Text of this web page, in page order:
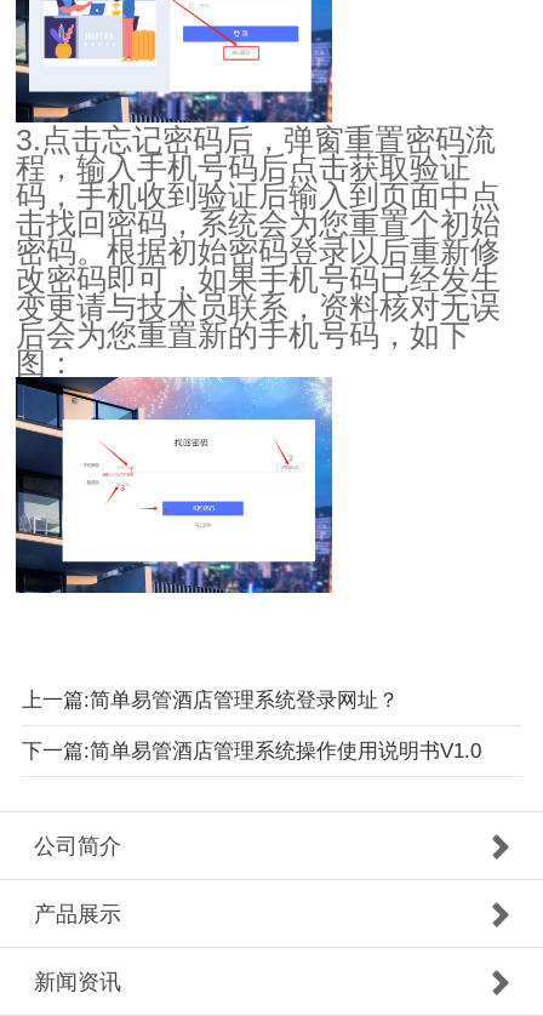
3.点击忘记密码后，弹窗重置密码流
程，输入手机号码后点击获取验证
码，手机收到验证后输入到页面中点
击找回密码，系统会为您重置个初始
密码。根据初始密码登录以后重新修
改密码即可，如果手机号码已经发生
变更请与技术员联系，资料核对无误
后会为您重置新的手机号码，如下
图：
上一篇:简单易管酒店管理系统登录网址？
下一篇:简单易管酒店管理系统操作使用说明书V1.0
公司简介
产品展示
新闻资讯